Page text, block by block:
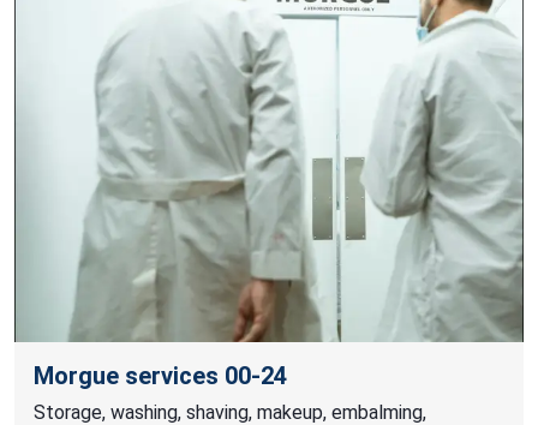
Morgue services 00-24
Storage, washing, shaving, makeup, embalming,